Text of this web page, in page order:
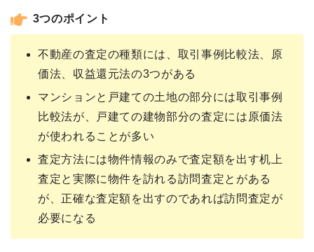
3つのポイント
不動産の査定の種類には、取引事例比較法、原
価法、収益還元法の3つがある
マンションと戸建ての土地の部分には取引事例
比較法が、戸建ての建物部分の査定には原価法
が使われることが多い
査定方法には物件情報のみで査定額を出す机上
査定と実際に物件を訪れる訪問査定とがある
が、正確な査定額を出すのであれば訪問査定が
必要になる